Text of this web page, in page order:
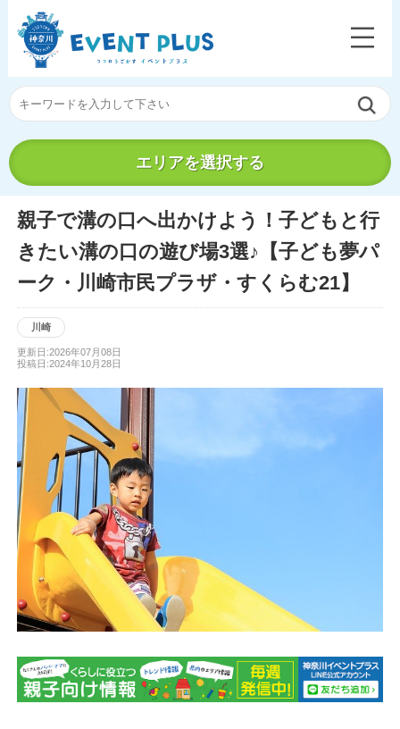
エリアを選択する
親子で溝の口へ出かけよう！子どもと行
きたい溝の口の遊び場3選♪【子ども夢パ
ーク・川崎市民プラザ・すくらむ21】
川崎
更新日:2026年07月08日
投稿日:2024年10月28日